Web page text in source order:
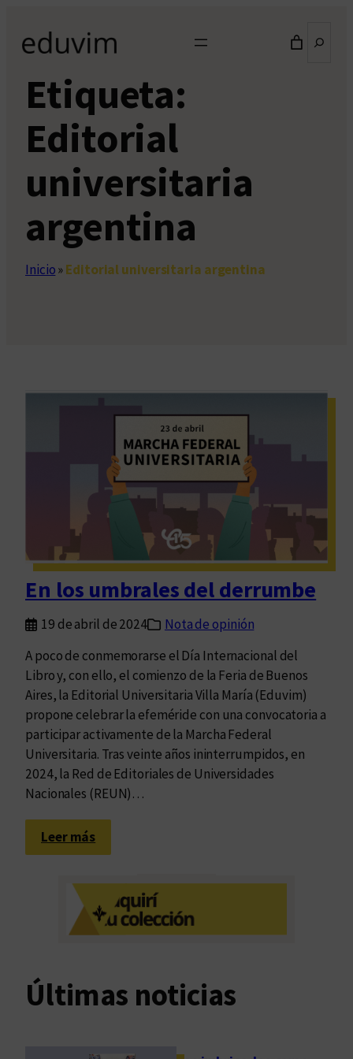
contenido
Etiqueta:
Editorial
universitaria
argentina
Inicio»Editorial universitaria argentina
En los umbrales del derrumbe
19 de abril de 2024
Nota de opinión
A poco de conmemorarse el Día Internacional del
Libro y, con ello, el comienzo de la Feria de Buenos
Aires, la Editorial Universitaria Villa María (Eduvim)
propone celebrar la efeméride con una convocatoria a
participar activamente de la Marcha Federal
Universitaria. Tras veinte años ininterrumpidos, en
2024, la Red de Editoriales de Universidades
Nacionales (REUN)…
Leer más:
E
o
s
b
l
Últimas noticias